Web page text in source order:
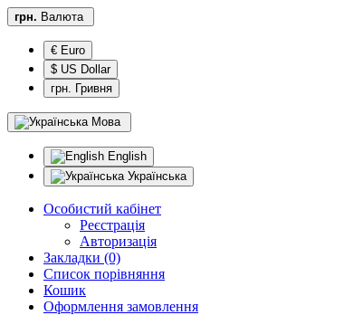
грн. Валюта
€ Euro
$ US Dollar
грн. Гривня
Мова
English
Українська
Особистий кабінет
Реєстрація
Авторизація
Закладки (0)
Список порівняння
Кошик
Оформлення замовлення